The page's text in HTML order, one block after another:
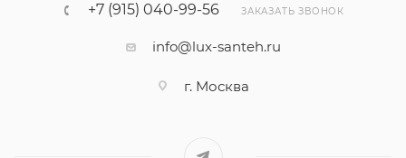
+7 (915) 040-99-56 ЗАКАЗАТЬ ЗВОНОК
info@lux-santeh.ru
г. Москва